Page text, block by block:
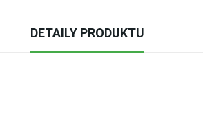
DETAILY PRODUKTU